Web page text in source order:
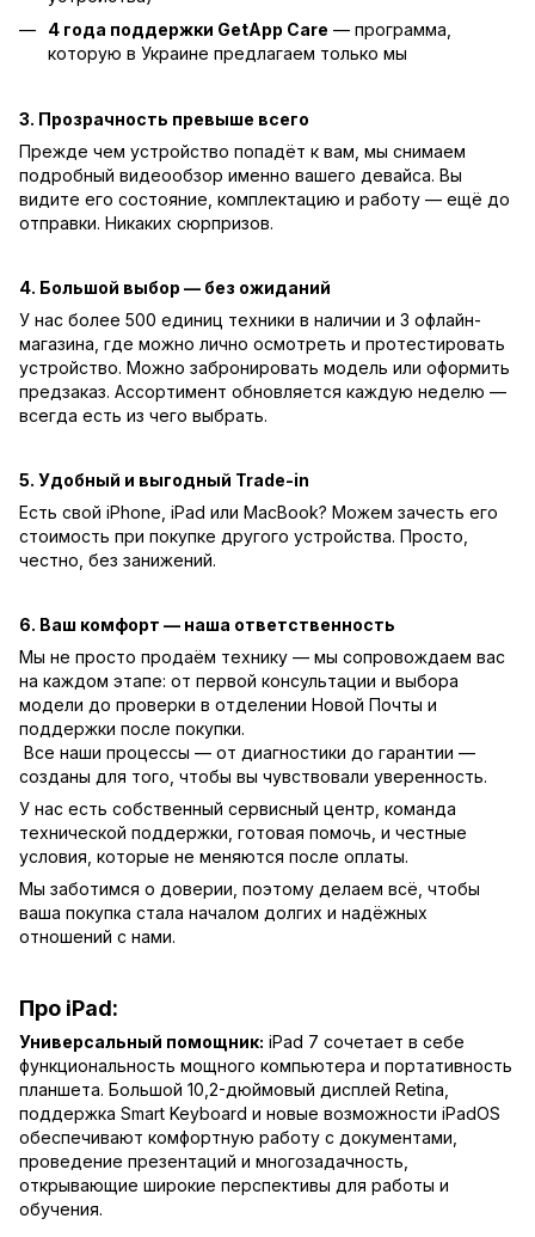
4 года поддержки GetApp Care — программа,
которую в Украине предлагаем только мы
3. Прозрачность превыше всего
Прежде чем устройство попадёт к вам, мы снимаем
подробный видеообзор именно вашего девайса. Вы
видите его состояние, комплектацию и работу — ещё до
отправки. Никаких сюрпризов.
4. Большой выбор — без ожиданий
У нас более 500 единиц техники в наличии и 3 офлайн-
магазина, где можно лично осмотреть и протестировать
устройство. Можно забронировать модель или оформить
предзаказ. Ассортимент обновляется каждую неделю —
всегда есть из чего выбрать.
5. Удобный и выгодный Trade-in
Есть свой iPhone, iPad или MacBook? Можем зачесть его
стоимость при покупке другого устройства. Просто,
честно, без занижений.
6. Ваш комфорт — наша ответственность
Мы не просто продаём технику — мы сопровождаем вас
на каждом этапе: от первой консультации и выбора
модели до проверки в отделении Новой Почты и
поддержки после покупки.
Все наши процессы — от диагностики до гарантии —
созданы для того, чтобы вы чувствовали уверенность.
У нас есть собственный сервисный центр, команда
технической поддержки, готовая помочь, и честные
условия, которые не меняются после оплаты.
Мы заботимся о доверии, поэтому делаем всё, чтобы
ваша покупка стала началом долгих и надёжных
отношений с нами.
Про iPad:
Универсальный помощник: iPad 7 сочетает в себе
функциональность мощного компьютера и портативность
планшета. Большой 10,2-дюймовый дисплей Retina,
поддержка Smart Keyboard и новые возможности iPadOS
обеспечивают комфортную работу с документами,
проведение презентаций и многозадачность,
открывающие широкие перспективы для работы и
обучения.